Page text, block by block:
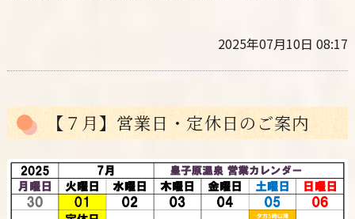
2025年07月10日 08:17
【７月】営業日・定休日のご案内